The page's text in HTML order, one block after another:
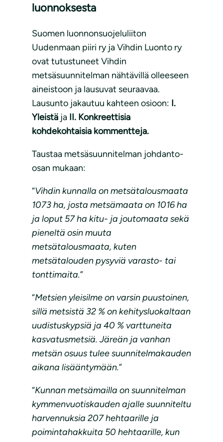
luonnoksesta
Suomen luonnonsuojeluliiton
Uudenmaan piiri ry ja Vihdin Luonto ry
ovat tutustuneet Vihdin
metsäsuunnitelman nähtävillä olleeseen
aineistoon ja lausuvat seuraavaa.
Lausunto jakautuu kahteen osioon: I.
Yleistä ja II. Konkreettisia
kohdekohtaisia kommentteja.
Taustaa metsäsuunnitelman johdanto-
osan mukaan:
“Vihdin kunnalla on metsätalousmaata
1073 ha, josta metsämaata on 1016 ha
ja loput 57 ha kitu- ja joutomaata sekä
pieneltä osin muuta
metsätalousmaata, kuten
metsätalouden pysyviä varasto- tai
tonttimaita.”
“Metsien yleisilme on varsin puustoinen,
sillä metsistä 32 % on kehitysluokaltaan
uudistuskypsiä ja 40 % varttuneita
kasvatusmetsiä. Järeän ja vanhan
metsän osuus tulee suunnitelmakauden
aikana lisääntymään.”
“Kunnan metsämailla on suunnitelman
kymmenvuotiskauden ajalle suunniteltu
harvennuksia 207 hehtaarille ja
poimintahakkuita 50 hehtaarille, kun